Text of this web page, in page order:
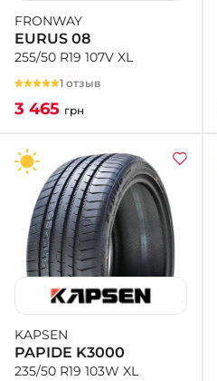
FRONWAY
EURUS 08
255/50 R19 107V XL
1 отзыв
3 465 грн
KAPSEN
PAPIDE K3000
235/50 R19 103W XL